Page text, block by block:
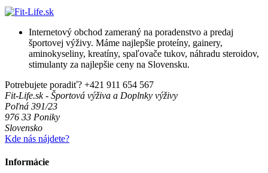
Internetový obchod zameraný na poradenstvo a predaj
športovej výživy. Máme najlepšie proteíny, gainery,
aminokyseliny, kreatíny, spaľovače tukov, náhradu steroidov,
stimulanty za najlepšie ceny na Slovensku.
Potrebujete poradiť? +421 911 654 567
Fit-Life.sk - Športová výživa a Doplnky výživy
Poľná 391/23
976 33 Poniky
Slovensko
Kde nás nájdete?
Informácie